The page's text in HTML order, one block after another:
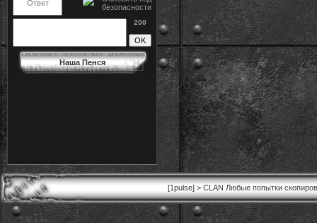
200
Наша Пенся
[1pulse] > CLAN Любые попытки